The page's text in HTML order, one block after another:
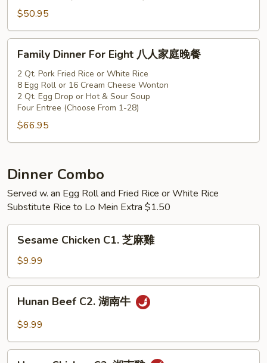
庭
$50.95
Family
Dinner
For
Eight
庭
餐
Family Dinner For Eight 八人家庭晚餐
2 Qt. Pork Fried Rice or White Rice
8 Egg Roll or 16 Cream Cheese Wonton
2 Qt. Egg Drop or Hot & Sour Soup
Four Entree (Choose From 1-28)
$66.95
Dinner Combo
Served w. an Egg Roll and Fried Rice or White Rice
Substitute Rice to Lo Mein Extra $1.50
Sesame
Chicken
C1.
芝
麻
Sesame Chicken C1. 芝麻雞
$9.99
Hunan
Beef
C2.
南
Hunan Beef C2. 湖南牛
$9.99
Hunan